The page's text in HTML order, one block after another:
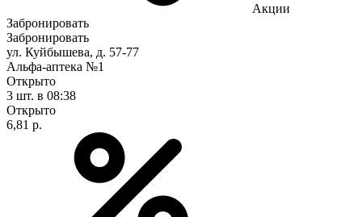
Акции
Забронировать
Забронировать
ул. Куйбышева, д. 57-77
Альфа-аптека №1
Открыто
3 шт. в 08:38
Открыто
6,81 р.